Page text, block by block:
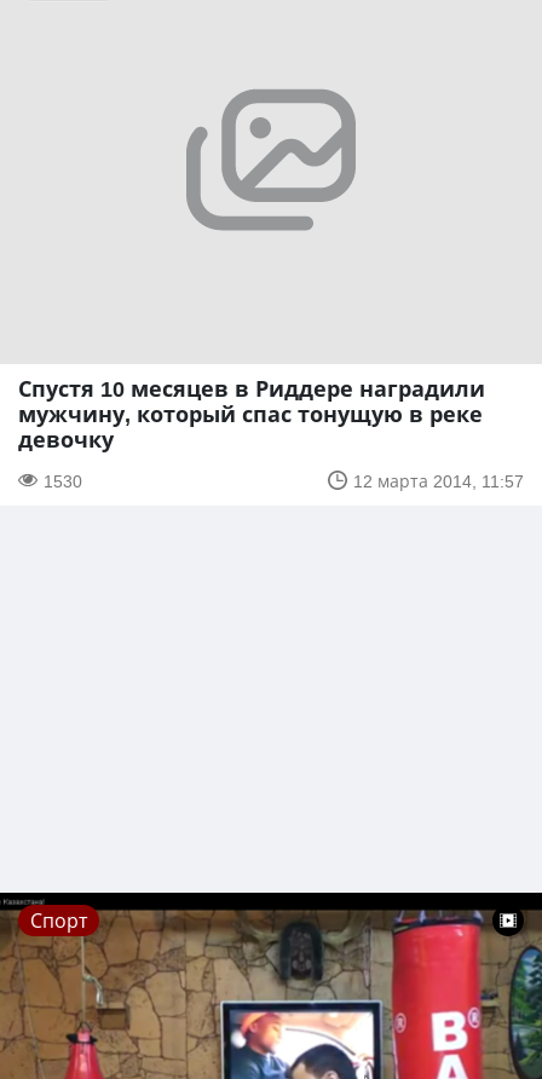
Спустя 10 месяцев в Риддере наградили
мужчину, который спас тонущую в реке
девочку
1530 12 марта 2014, 11:57
Спорт